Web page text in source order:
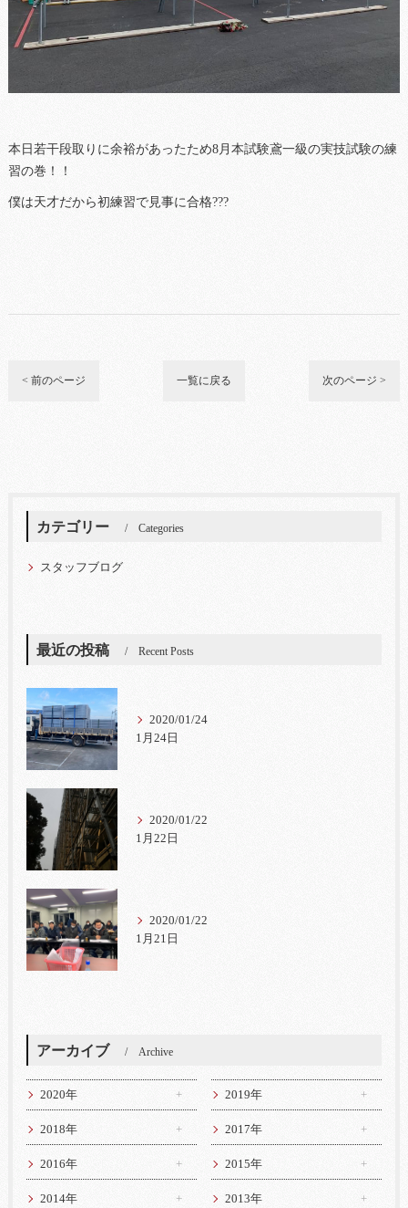
本日若干段取りに余裕があったため8月本試験鳶一級の実技試験の練
習の巻！！
僕は天才だから初練習で見事に合格???
< 前のページ 一覧に戻る 次のページ >
カテゴリー Categories
スタッフブログ
最近の投稿 Recent Posts
2020/01/24
1月24日
2020/01/22
1月22日
2020/01/22
1月21日
アーカイブ Archive
2020年 2019年
2018年 2017年
2016年 2015年
2014年 2013年